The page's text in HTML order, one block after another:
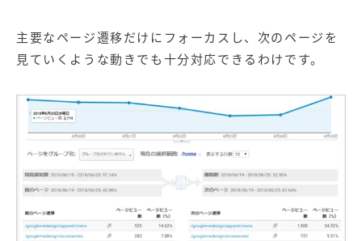
主要なページ遷移だけにフォーカスし、次のページを
見ていくような動きでも十分対応できるわけです。